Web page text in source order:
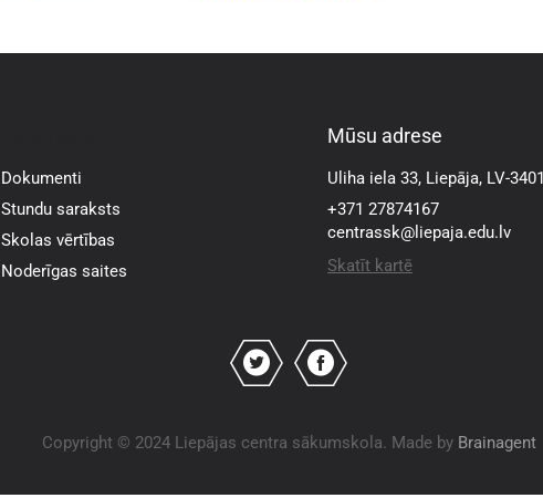
Dokumenti
Stundu saraksts
Skolas vērtības
Noderīgas saites
Mūsu adrese
Uliha iela 33, Liepāja, LV-3401
+371 27874167
centrassk@liepaja.edu.lv
Skatīt kartē
Copyright © 2024 Liepājas centra sākumskola. Made by Brainagent